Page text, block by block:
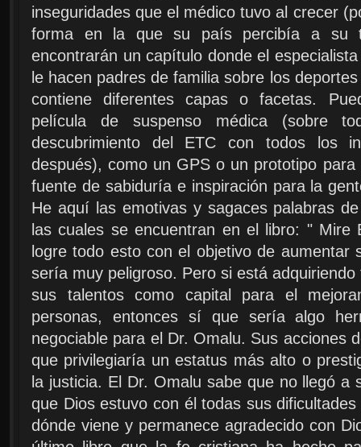
inseguridades que el médico tuvo al crecer
forma en la que su país percibía a su
encontrarán un capítulo donde el
le hacen padres de familia sobre los
contiene diferentes capas o facetas.
película de suspenso médica (sobre
descubrimiento del ETC con todos los
después), como un GPS o un prototipo
fuente de sabiduría e inspiración para la
He aquí las emotivas y sagaces palabras
las cuales se encuentran en el libro: " Mire
logre todo esto con el objetivo de aumentar
sería muy peligroso. Pero si está
sus talentos como capital para el
personas, entonces sí que sería algo
negociable para el Dr. Omalu. Sus acciones
que privilegiaría un estatus más alto o
la justicia. El Dr. Omalu sabe que no llegó a
que Dios estuvo con él todas sus
dónde viene y permanece agradecido con